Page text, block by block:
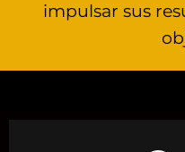
impulsar sus